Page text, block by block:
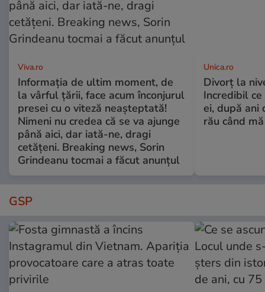
Viva.ro
Informația de ultim moment, de
la vârful țării, face acum înconjurul
presei cu o viteză neașteptată!
Nimeni nu credea că se va ajunge
până aici, dar iată-ne, dragi
cetățeni. Breaking news, Sorin
Grindeanu tocmai a făcut anunțul
Unica.ro
Divorț la
Incredibil
ei, după ani
rău când
GSP